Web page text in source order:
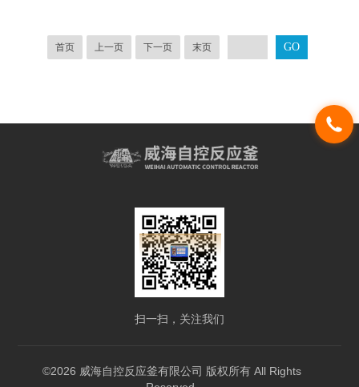
首页 上一页 下一页 末页
扫一扫，关注我们
©2026 威海自控反应釜有限公司 版权所有 All Rights